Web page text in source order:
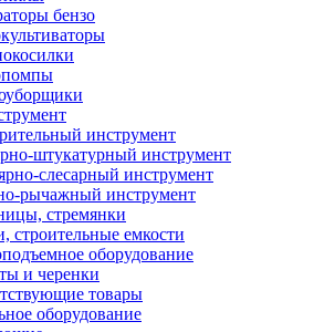
бензо
инструмент
штукатурный инструмент
слесарный инструмент
рычажный инструмент
стремянки
строительные емкости
оборудование
и черенки
товары
оборудование